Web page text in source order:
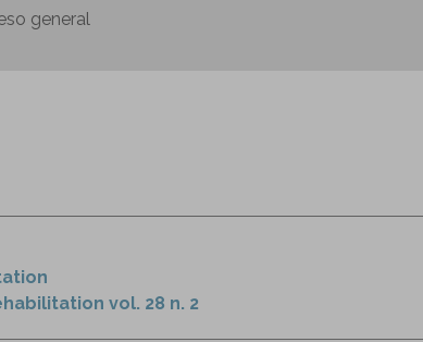
general
vol. 28 n. 2